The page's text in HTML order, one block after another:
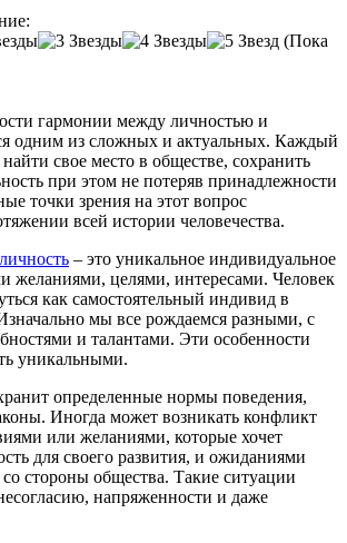
(Пока
гармонии между личностью и
одним из сложных и актуальных. Каждый
свое место в обществе, сохранить
при этом не потеряв принадлежности
точки зрения на этот вопрос
всей истории человечества.
личность – это уникальное индивидуальное
желаниями, целями, интересами. Человек
как самостоятельный индивид в
мы все рождаемся разными, с
и талантами. Эти особенности
уникальными.
определенные нормы поведения,
Иногда может возникать конфликт
или желаниями, которые хочет
для своего развития, и ожиданиями
стороны общества. Такие ситуации
напряженности и даже